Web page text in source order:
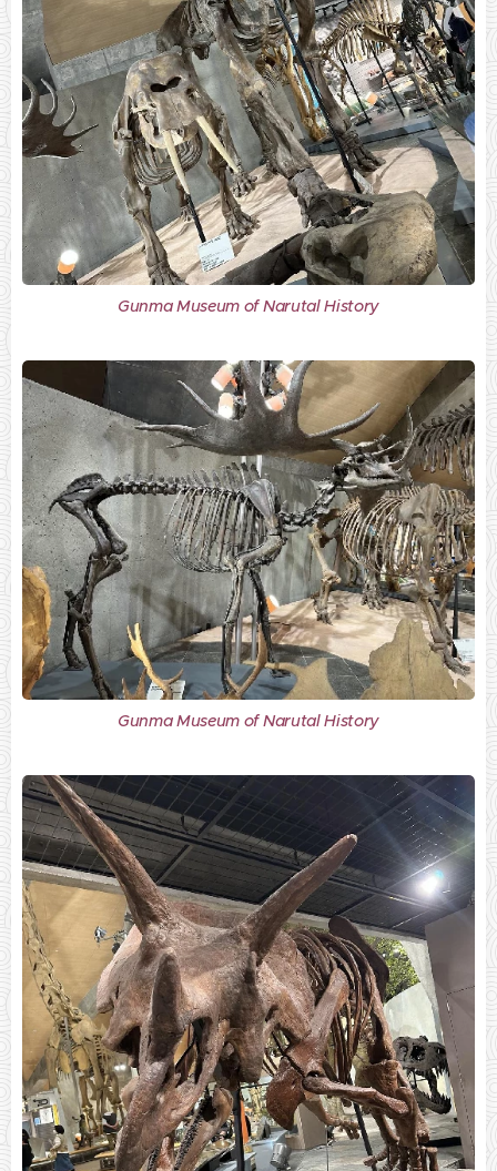
Gunma Museum of Narutal History
Gunma Museum of Narutal History